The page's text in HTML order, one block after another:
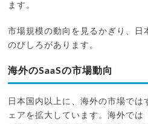
ます。
市場規模の動向を見るかぎり、日
のびしろがあります。
海外のSaaSの市場動向
日本国内以上に、海外の市場では
ェアを拡大しています。海外では